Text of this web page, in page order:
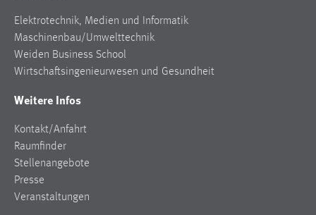
Elektrotechnik, Medien und Informatik
Maschinenbau/Umwelttechnik
Weiden Business School
Wirtschaftsingenieurwesen und Gesundheit
Weitere Infos
Kontakt/Anfahrt
Raumfinder
Stellenangebote
Presse
Veranstaltungen